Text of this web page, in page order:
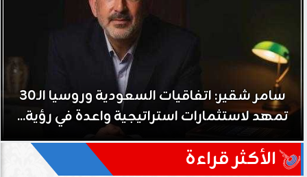
سامر شقير: التحولات الأوروبية تفتح باباً جديداً
للاستثمار في الطاقة السعودية
الأكثر قراءة